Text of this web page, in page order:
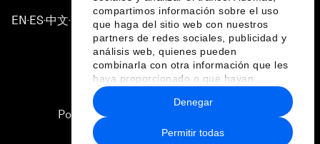
compartimos información sobre el uso
que haga del sitio web con nuestros
partners de redes sociales, publicidad y
análisis web, quienes pueden
combinarla con otra información que les
haya proporcionado o que hayan
recopilado a partir del uso que haya
hecho de sus servicios.
Permitir todas
Denegar
EN ▪ES▪中文▪ 日本語
Política de privacidad y normas de uso
Sitemap